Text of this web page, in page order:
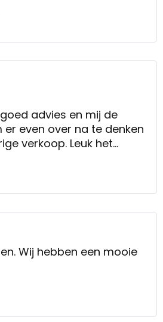
advies en mij de
even over na te denken
verkoop. Leuk het
Wij hebben een mooie